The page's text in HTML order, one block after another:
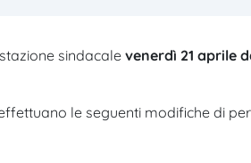
sindacalevenerdì 21 aprile
le seguenti modifiche di